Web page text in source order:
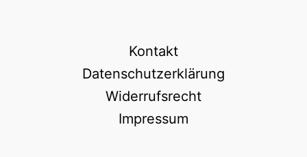
Kontakt
Datenschutzerklärung
Widerrufsrecht
Impressum